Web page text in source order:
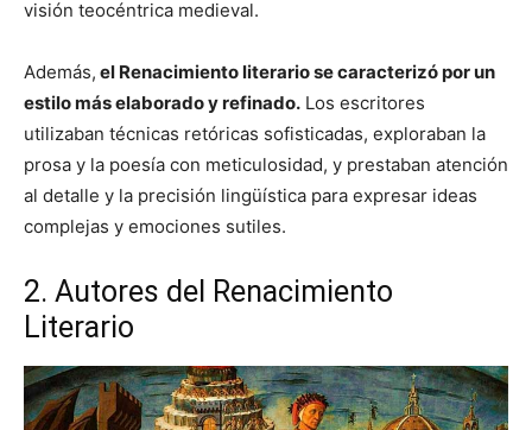
visión teocéntrica medieval.
Además, el Renacimiento literario se caracterizó por un
estilo más elaborado y refinado. Los escritores
utilizaban técnicas retóricas sofisticadas, exploraban la
prosa y la poesía con meticulosidad, y prestaban atención
al detalle y la precisión lingüística para expresar ideas
complejas y emociones sutiles.
2. Autores del Renacimiento
Literario